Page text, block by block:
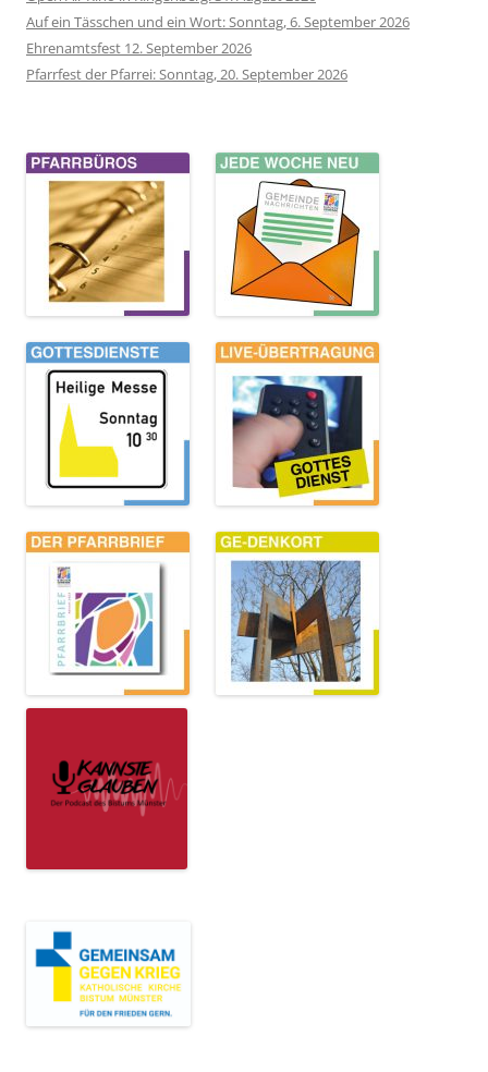
Auf ein Tässchen und ein Wort: Sonntag, 6. September 2026
Ehrenamtsfest 12. September 2026
Pfarrfest der Pfarrei: Sonntag, 20. September 2026